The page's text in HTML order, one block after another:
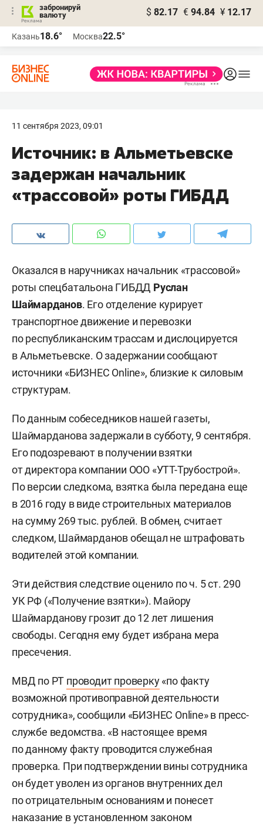
забронируй
валюту
$ 82.17 € 94.84 ¥ 12.17
Казань18.6° Москва22.5°
11 сентября 2023, 09:01
Источник: в Альметьевске
задержан начальник
«трассовой» роты ГИБДД
Оказался в наручниках начальник «трассовой»
роты спецбатальона ГИБДД Руслан
Шаймарданов. Его отделение курирует
транспортное движение и перевозки
по республиканским трассам и дислоцируется
в Альметьевске. О задержании сообщают
источники «БИЗНЕС Online», близкие к силовым
структурам.
По данным собеседников нашей газеты,
Шаймарданова задержали в субботу, 9 сентября.
Его подозревают в получении взятки
от директора компании ООО «УТТ-Трубострой».
По версии следкома, взятка была передана еще
в 2016 году в виде строительных материалов
на сумму 269 тыс. рублей. В обмен, считает
следком, Шаймарданов обещал не штрафовать
водителей этой компании.
Эти действия следствие оценило по ч. 5 ст. 290
УК РФ («Получение взятки»). Майору
Шаймарданову грозит до 12 лет лишения
свободы. Сегодня ему будет избрана мера
пресечения.
МВД по РТ проводит проверку«по факту
возможной противоправной деятельности
сотрудника», сообщили «БИЗНЕС Online» в пресс-
службе ведомства. «В настоящее время
по данному факту проводится служебная
проверка. При подтверждении вины сотрудника
он будет уволен из органов внутренних дел
по отрицательным основаниям и понесет
наказание в установленном законом